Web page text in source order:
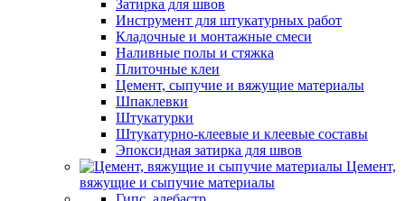
Затирка для швов
Инструмент для штукатурных работ
Кладочные и монтажные смеси
Наливные полы и стяжка
Плиточные клеи
Цемент, сыпучие и вяжущие материалы
Шпаклевки
Штукатурки
Штукатурно-клеевые и клеевые составы
Эпоксидная затирка для швов
Цемент,
вяжущие и сыпучие материалы